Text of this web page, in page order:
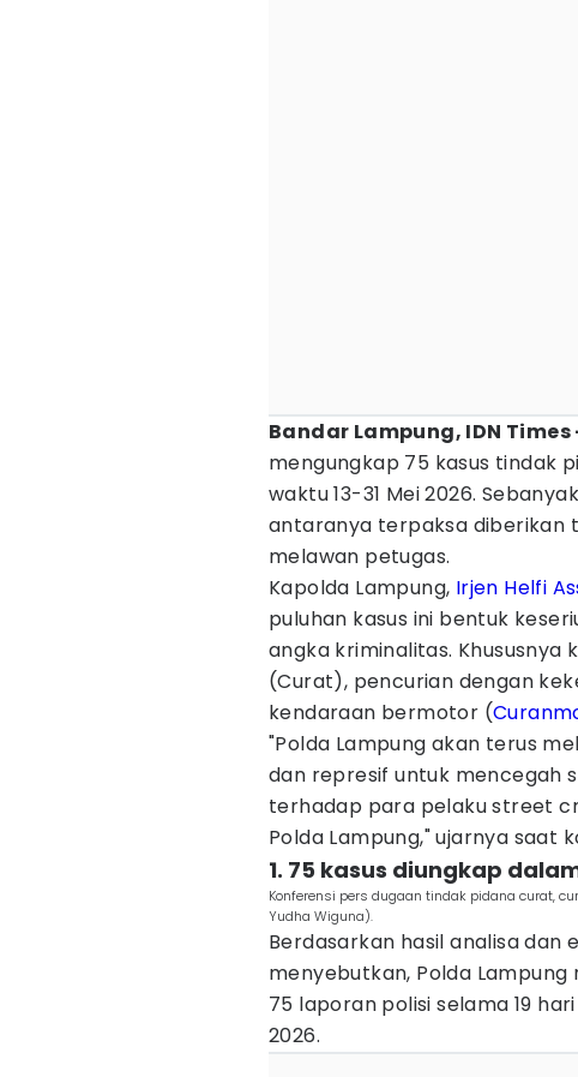
Bandar Lampung, IDN Times
mengungkap 75 kasus tindak
waktu 13-31 Mei 2026.
antaranya terpaksa diberikan
melawan petugas.
Kapolda Lampung, Irjen Helfi
puluhan kasus ini bentuk
angka kriminalitas. Khususnya
(Curat), pencurian dengan
kendaraan bermotor (
"Polda Lampung akan terus
dan represif untuk mencegah
terhadap para pelaku street
Polda Lampung," ujarnya saat
1. 75 kasus diungkap
Konferensi pers dugaan tindak pidana curat,
Yudha Wiguna).
Berdasarkan hasil analisa dan
menyebutkan, Polda
75 laporan polisi selama 19
2026.